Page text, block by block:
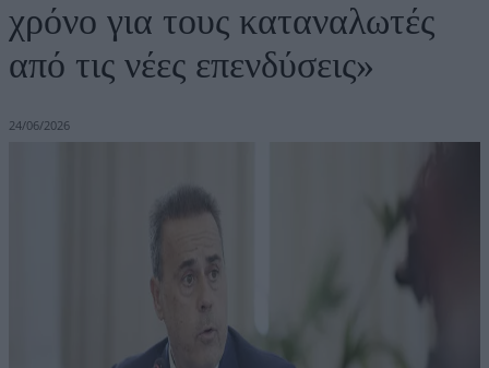
χρόνο για τους καταναλωτές
από τις νέες επενδύσεις»
24/06/2026